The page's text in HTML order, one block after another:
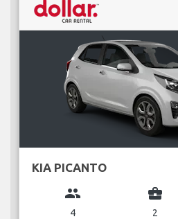
KIA PICANTO
group
4
business_center
2